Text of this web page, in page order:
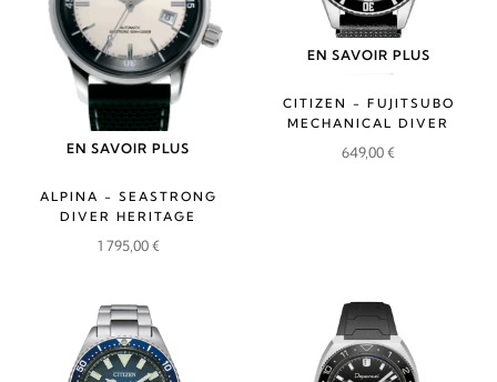
EN SAVOIR PLUS
ALPINA - SEASTRONG
DIVER HERITAGE
1 795,00€
EN SAVOIR PLUS
CITIZEN - FUJITSUBO
MECHANICAL DIVER
649,00€